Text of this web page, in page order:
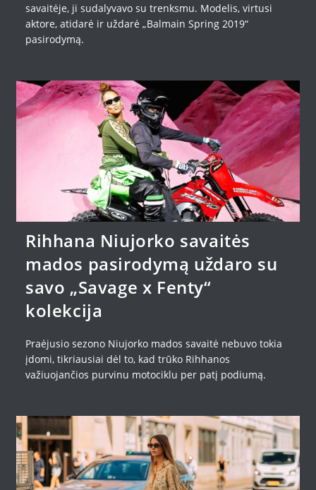
savaitėje, ji sudalyvavo su trenksmu. Modelis, virtusi
aktore, atidarė ir uždarė „Balmain Spring 2019“
pasirodymą.
Rihhana Niujorko savaitės
mados pasirodymą uždaro su
savo „Savage x Fenty“
kolekcija
Praėjusio sezono Niujorko mados savaitė nebuvo tokia
įdomi, tikriausiai dėl to, kad trūko Rihhanos
važiuojančios purvinu motociklu per patį podiumą.